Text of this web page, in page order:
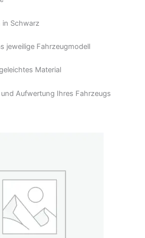
in Schwarz
jeweilige Fahrzeugmodell
Material
Aufwertung Ihres Fahrzeugs